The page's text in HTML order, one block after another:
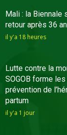
Mali : la Biennale
retour après 36
il y'a 18 heures
Lutte contre la
SOGOB forme
prévention de
partum
il y'a 1 jour